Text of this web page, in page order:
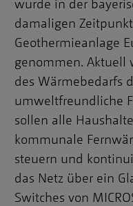
wurde in der
damaligen
Geothermieanlage
genommen. Aktuell
des Wärmebedarfs
umweltfreundliche
sollen alle
kommunale
steuern und
das Netz über ein
Switches von